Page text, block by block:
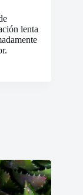
lenta